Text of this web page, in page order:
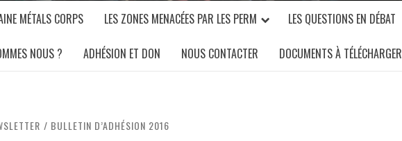
MÉTALS CORPS LES ZONES MENACÉES PAR LES PERM LES QUESTIONS EN DÉBAT
NOUS ? ADHÉSION ET DON NOUS CONTACTER DOCUMENTS À TÉLÉCHARGER
BULLETIN D’ADHÉSION 2016